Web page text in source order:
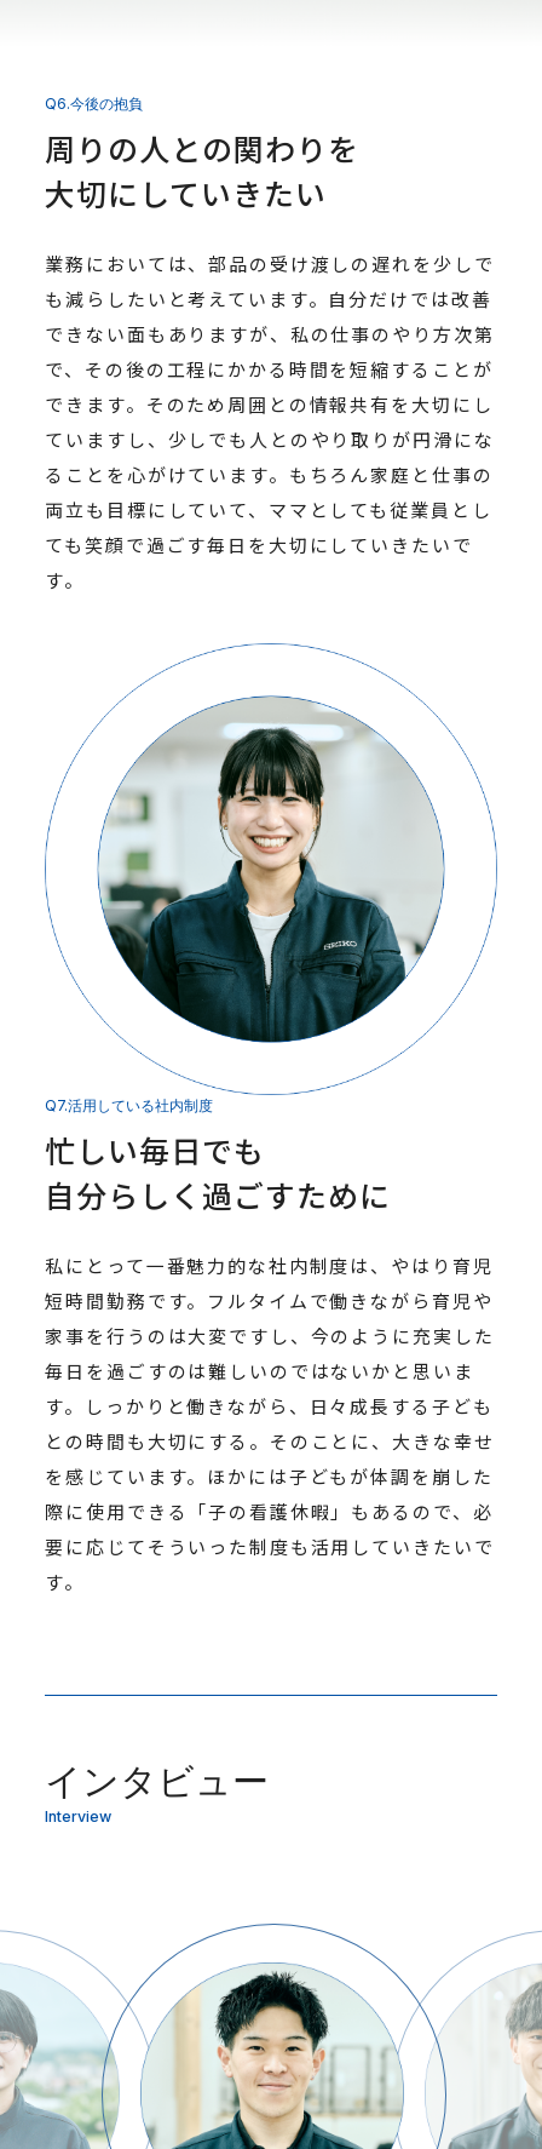
Q6.今後の抱負
周りの人との関わりを
大切にしていきたい
業務においては、部品の受け渡しの遅れを少しで
も減らしたいと考えています。自分だけでは改善
できない面もありますが、私の仕事のやり方次第
で、その後の工程にかかる時間を短縮することが
できます。そのため周囲との情報共有を大切にし
ていますし、少しでも人とのやり取りが円滑にな
ることを心がけています。もちろん家庭と仕事の
両立も目標にしていて、ママとしても従業員とし
ても笑顔で過ごす毎日を大切にしていきたいで
す。
Q7.活用している社内制度
忙しい毎日でも
自分らしく過ごすために
私にとって一番魅力的な社内制度は、やはり育児
短時間勤務です。フルタイムで働きながら育児や
家事を行うのは大変ですし、今のように充実した
毎日を過ごすのは難しいのではないかと思いま
す。しっかりと働きながら、日々成長する子ども
との時間も大切にする。そのことに、大きな幸せ
を感じています。ほかには子どもが体調を崩した
際に使用できる「子の看護休暇」もあるので、必
要に応じてそういった制度も活用していきたいで
す。
インタビュー
Interview